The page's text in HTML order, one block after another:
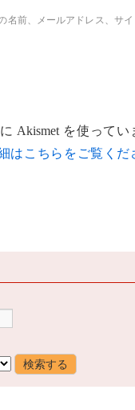
名前、メールアドレス、サ
Akismet を使ってい
はこちらをご覧くだ